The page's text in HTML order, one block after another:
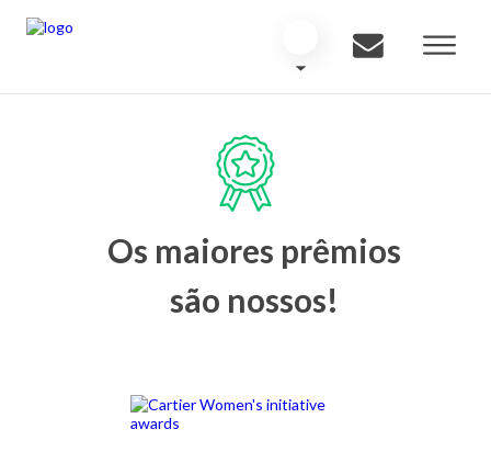
Os maiores prêmios
são nossos!